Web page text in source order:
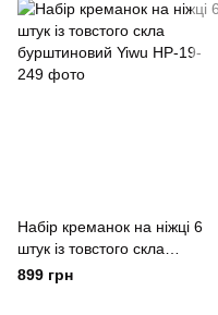
Набір креманок на ніжці 6
штук із товстого скла
бурштиновий Yiwu
899 грн